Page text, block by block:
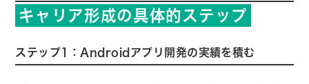
キャリア形成の具体的ステップ
ステップ1：Androidアプリ開発の実績を積む